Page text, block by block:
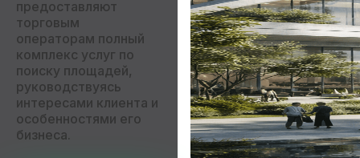
предоставляют
торговым
операторам полный
комплекс услуг по
поиску площадей,
руководствуясь
интересами клиента и
особенностями его
бизнеса.